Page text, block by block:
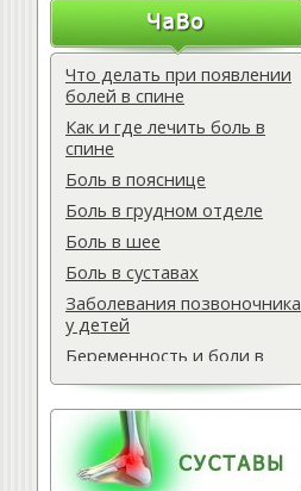
Что делать при появлении
болей в спине
Как и где лечить боль в
спине
Боль в пояснице
Боль в грудном отделе
Боль в шее
Боль в суставах
Заболевания позвоночника
у детей
Беременность и боли в
Мази для спины
Массаж водителю
Самомассаж при